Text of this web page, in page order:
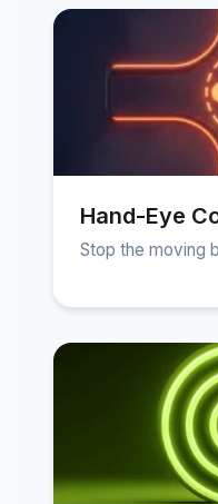
Hand-Eye
Stop the moving